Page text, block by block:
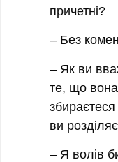
причетні?
– Без
– Як ви
те, що
збираєтеся
ви
– Я волів